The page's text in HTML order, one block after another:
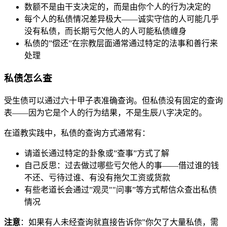
数额不是由干支决定的，而是由你个人的行为决定的
每个人的私债情况差异极大——诚实守信的人可能几乎
没有私债，而长期亏欠他人的人可能私债缠身
私债的”偿还”在宗教层面通常通过特定的法事和善行来
处理
私债怎么查
受生债可以通过六十甲子表准确查询。但私债没有固定的查询
表——因为它是个人的行为结果，不是生辰八字决定的。
在道教实践中，私债的查询方式通常有：
请道长通过特定的卦象或”查事”方式了解
自己反思：过去做过哪些亏欠他人的事——借过谁的钱
不还、亏待过谁、有没有拖欠工资或货款
有些老道长会通过”观灵""问事”等方式帮信众查出私债
情况
注意：如果有人未经查询就直接告诉你”你欠了大量私债，需